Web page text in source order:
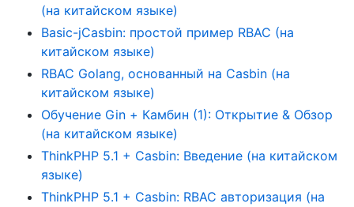
(на китайском языке)
Basic-jCasbin: простой пример RBAC (на
китайском языке)
RBAC Golang, основанный на Casbin (на
китайском языке)
Обучение Gin + Камбин (1): Открытие & Обзор
(на китайском языке)
ThinkPHP 5.1 + Casbin: Введение (на китайском
языке)
ThinkPHP 5.1 + Casbin: RBAC авторизация (на